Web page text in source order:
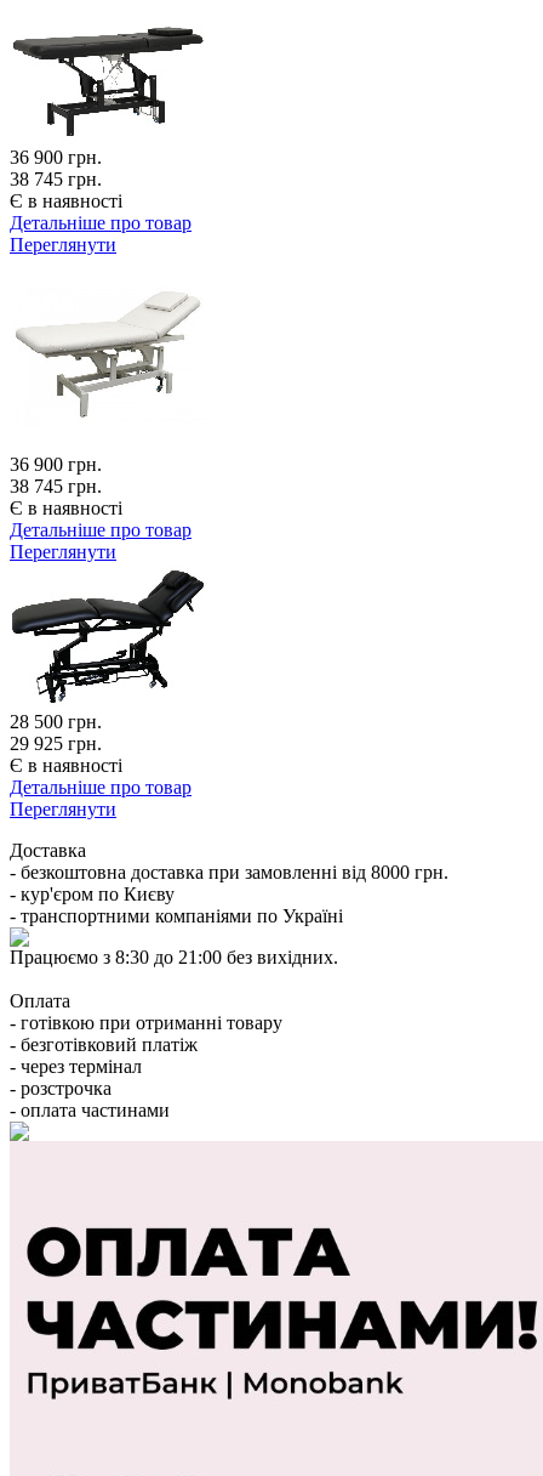
36 900 грн.
38 745 грн.
Є в наявності
Детальніше про товар
Переглянути
36 900 грн.
38 745 грн.
Є в наявності
Детальніше про товар
Переглянути
28 500 грн.
29 925 грн.
Є в наявності
Детальніше про товар
Переглянути
Доставка
- безкоштовна доставка при замовленні від 8000 грн.
- кур'єром по Києву
- транспортними компаніями по Україні
Працюємо з 8:30 до 21:00 без вихідних.
Оплата
- готівкою при отриманні товару
- безготівковий платіж
- через термінал
- розстрочка
- оплата частинами